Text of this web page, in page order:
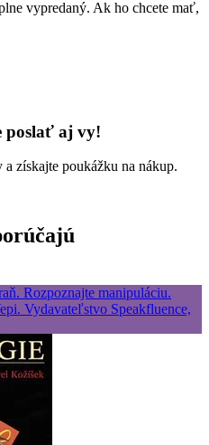
vypredaný. Ak ho chcete mať,
poslať aj vy!
získajte poukážku na nákup.